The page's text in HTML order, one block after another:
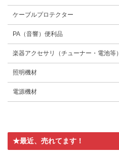
ケーブルプロテクター
PA（音響）便利品
楽器アクセサリ（チューナー・電池等）
照明機材
電源機材
★最近、売れてます！